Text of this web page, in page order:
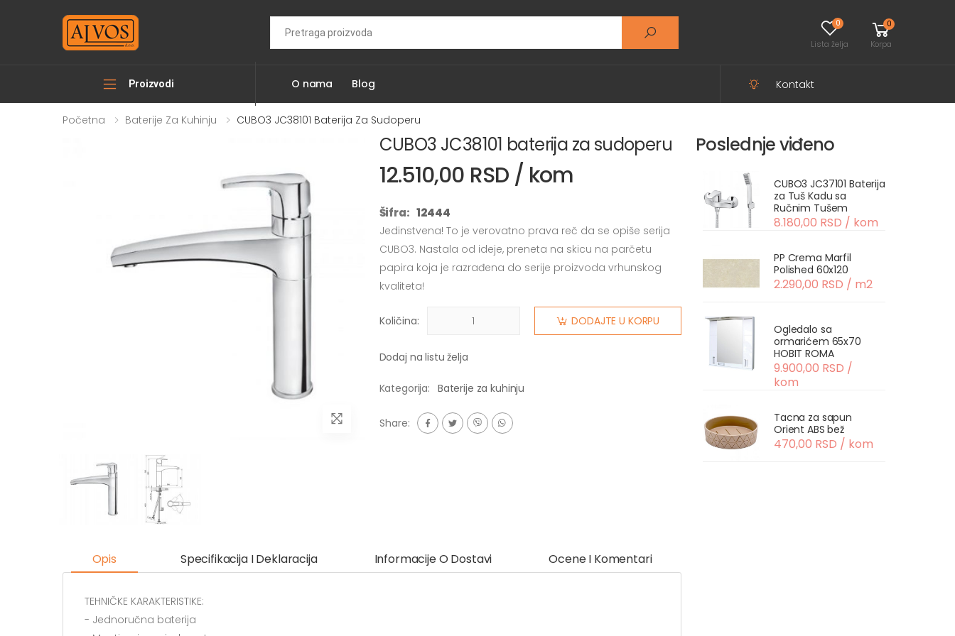
0
Lista želja
0
Korpa
Proizvodi O nama Blog Kontakt
Početna Baterije Za Kuhinju CUBO3 JC38101 Baterija Za Sudoperu
CUBO3 JC38101 baterija za sudoperu
12.510,00 RSD / kom
Šifra: 12444
Jedinstvena! To je verovatno prava reč da se opiše serija
CUBO3. Nastala od ideje, preneta na skicu na parčetu
papira koja je razrađena do serije proizvoda vrhunskog
kvaliteta!
Količina: DODAJTE U KORPU
Dodaj na listu želja
Kategorija: Baterije za kuhinju
Share:
Opis Specifikacija I Deklaracija Informacije O Dostavi Ocene I Komentari
TEHNIČKE KARAKTERISTIKE:
- Jednoručna baterija
Poslednje viđeno
CUBO3 JC37101 Baterija
za Tuš Kadu sa
Ručnim Tušem
8.180,00 RSD / kom
PP Crema Marfil
Polished 60x120
2.290,00 RSD / m2
Ogledalo sa
ormarićem 65x70
HOBIT ROMA
9.900,00 RSD /
kom
Tacna za sapun
Orient ABS bež
470,00 RSD / kom